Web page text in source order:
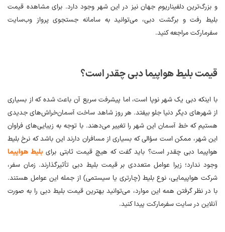
و بزرگ‌ترین دلفیناریوم جهان نیز در این شهر وجود دارد. برای مشاهده قیمت
بلیط رفت و برگشت دبی، می‌توانید به سامانه جستجوی پرواز وب‌سایت
سفرمارکت مراجعه کنید.
قیمت بلیط هواپیما دبی چقدر است؟
با اینکه دبی یک شهر نوپا است، اما پیشرفت سریع آن باعث شده که از بسیاری
از شهرهای دیگر دنیا جلو بیفتد. هر روز شاهد ساخت آسمان‌خراش‌های جدیدی
هستیم که خط آسمان این شهر را تغییر می‌دهند. با توجه به زیبایی‌های فراوان
این شهر، ممکن است سؤالی که بسیاری از مسافران دارند این باشد که نرخ بلیط
هواپیما دبی چقدر است؟ باید گفت که هیچ قیمت ثابتی برای بلیط هواپیما
وجود ندارد؛ زیرا عوامل متعددی بر قیمت بلیط دبی تأثیرگذارند. زمان سفر،
شرکت هواپیمایی، نوع بلیط (چارتری یا سیستمی) از جمله این عوامل هستند.
با در نظر گرفتن همه این موارد، می‌توانید بهترین قیمت بلیط دبی را به صورت
آنلاین در سایت سفرمارکت پیدا کنید.